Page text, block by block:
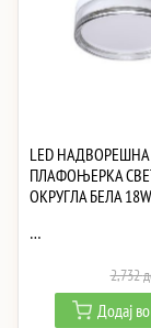
LED НАДВОРЕШНА
ПЛАФОЊЕРКА
ОКРУГЛА БЕЛА 18W
…
2,732
Додај